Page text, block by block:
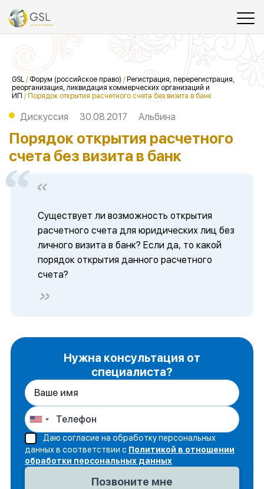
GSL / Форум (российское право) / Регистрация, перерегистрация,
реорганизация, ликвидация коммерческих организаций и
ИП / Порядок открытия расчетного счета без визита в банк
Дискуссия 30.08.2017 Альбина
Порядок открытия расчетного
счета без визита в банк
Существует ли возможность открытия
расчетного счета для юридических лиц без
личного визита в банк? Если да, то какой
порядок открытия данного расчетного
счета?
Нужна консультация от
специалиста?
Даю согласие на обработку персональных
данных в соответствии с Политикой в отношении
обработки персональных данных